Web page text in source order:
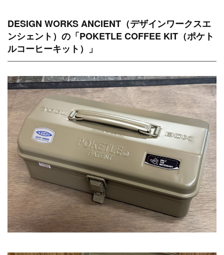
DESIGN WORKS ANCIENT（デザインワークスエ
ンシェント）の「POKETLE COFFEE KIT（ポケト
ルコーヒーキット）」